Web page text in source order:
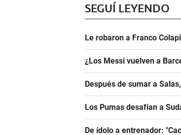
SEGUÍ LEYENDO
Le robaron a Franco
¿Los Messi vuelven a
Después de sumar a
Los Pumas desafían a
De ídolo a entrenador: